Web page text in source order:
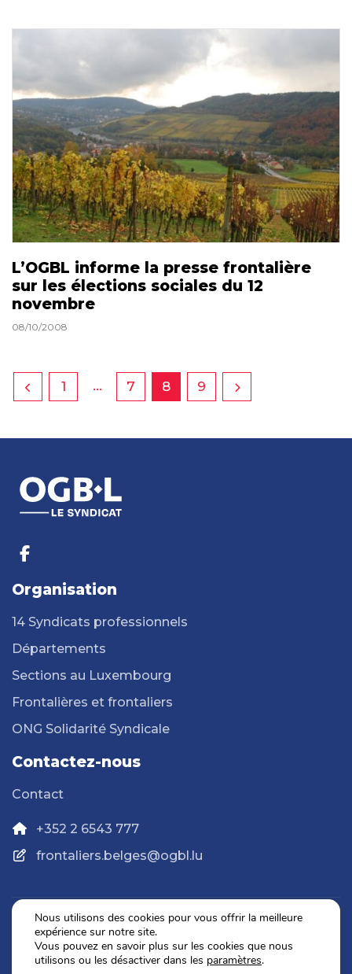
L’OGBL informe la presse frontalière
sur les élections sociales du 12
novembre
08/10/2008
1 … 7 8 9
Organisation
14 Syndicats professionnels
Départements
Sections au Luxembourg
Frontalières et frontaliers
ONG Solidarité Syndicale
Contactez-nous
Contact
+352 2 6543 777
frontaliers.belges@ogbl.lu
Politique de confidentialité
Mentions légales
Nous utilisons des cookies pour vous offrir la meilleure
expérience sur notre site.
Vous pouvez en savoir plus sur les cookies que nous
utilisons ou les désactiver dans les paramètres.